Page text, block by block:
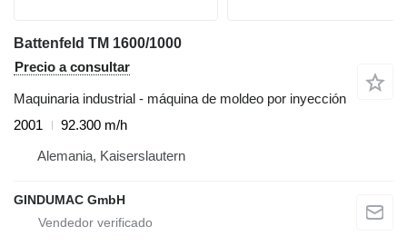
Battenfeld TM 1600/1000
Precio a consultar
Maquinaria industrial - máquina de moldeo por inyección
2001
92.300 m/h
Alemania, Kaiserslautern
GINDUMAC GmbH